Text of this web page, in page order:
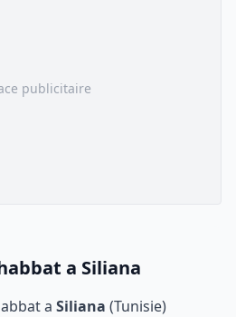
publicitaire
a Siliana
a Siliana (Tunisie)